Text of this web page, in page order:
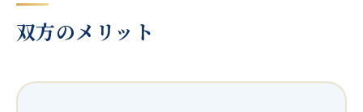
双方のメリット